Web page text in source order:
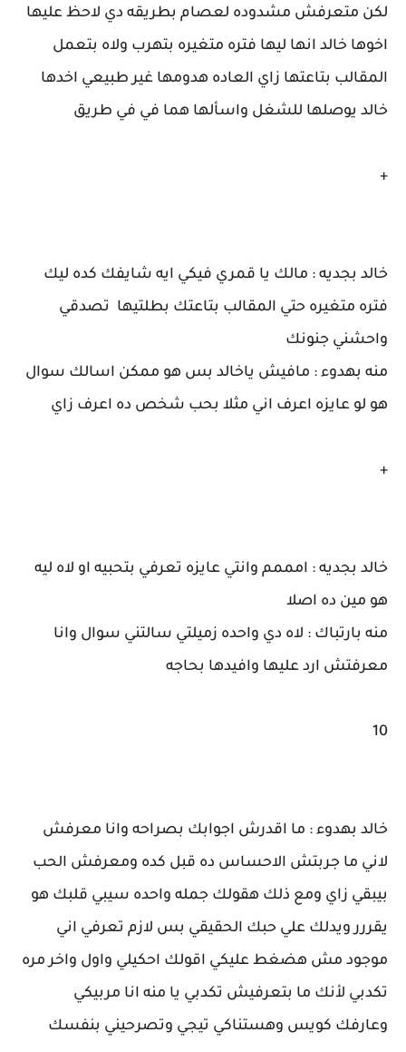
لكن متعرفش مشدوده لعصام بطريقه دي لاحظ عليها
اخوها خالد انها ليها فتره متغيره بتهرب ولاه بتعمل
المقالب بتاعتها زاي العاده هدومها غير طبيعي اخدها
خالد يوصلها للشغل واسألها هما في في طريق
+
خالد بجديه : مالك يا قمري فيكي ايه شايفك كده ليك
فتره متغيره حتي المقالب بتاعتك بطلتيها تصدقي
واحشني جنونك
منه بهدوء : مافيش ياخالد بس هو ممكن اسالك سوال
هو لو عايزه اعرف اني مثلا بحب شخص ده اعرف زاي
+
خالد بجديه : امممم وانتي عايزه تعرفي بتحبيه او لاه ليه
هو مين ده اصلا
منه بارتباك : لاه دي واحده زميلتي سالتني سوال وانا
معرفتش ارد عليها وافيدها بحاجه
10
خالد بهدوء : ما اقدرش اجوابك بصراحه وانا معرفش
لاني ما جربتش الاحساس ده قبل كده ومعرفش الحب
بيبقي زاي ومع ذلك هقولك جمله واحده سيبي قلبك هو
يقررر ويدلك علي حبك الحقيقي بس لازم تعرفي اني
موجود مش هضغط عليكي اقولك احكيلي واول واخر مره
تكدبي لأنك ما بتعرفيش تكدبي يا منه انا مربيكي
وعارفك كويس وهستناكي تيجي وتصرحيني بنفسك